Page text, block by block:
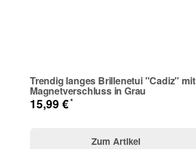
Trendig langes Brillenetui "Cadiz" mit
Magnetverschluss in Grau
15,99 €*
Zum Artikel